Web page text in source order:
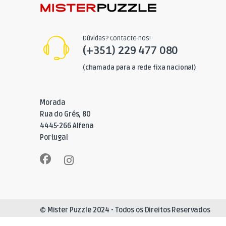
Dúvidas? Contacte-nos!
(+351) 229 477 080
(chamada para a rede fixa nacional)
Morada
Rua do Grés, 80
4445-266 Alfena
Portugal
© Mister Puzzle 2024 - Todos os Direitos Reservados